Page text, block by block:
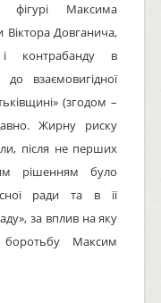
фігурі Максима
Віктора Довганича,
і контрабанду в
взаємовигідної
(згодом –
Жирну риску
після не перших
рішенням було
ради та в її
за вплив на яку
боротьбу Максим